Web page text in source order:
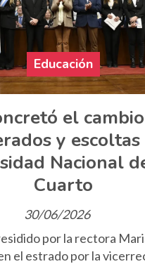
el
y
Nacional
Cuarto
Educación
30/06/2026
por la rectora
el estrado por la